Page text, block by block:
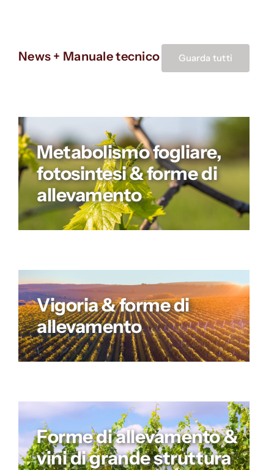
News + Manuale tecnico Guarda tutti
Metabolismo fogliare,
fotosintesi & forme di
allevamento
Vigoria & forme di
allevamento
Forme di allevamento &
vini di grande struttura